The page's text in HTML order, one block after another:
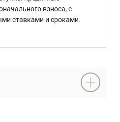
взноса, с
ставками и сроками.